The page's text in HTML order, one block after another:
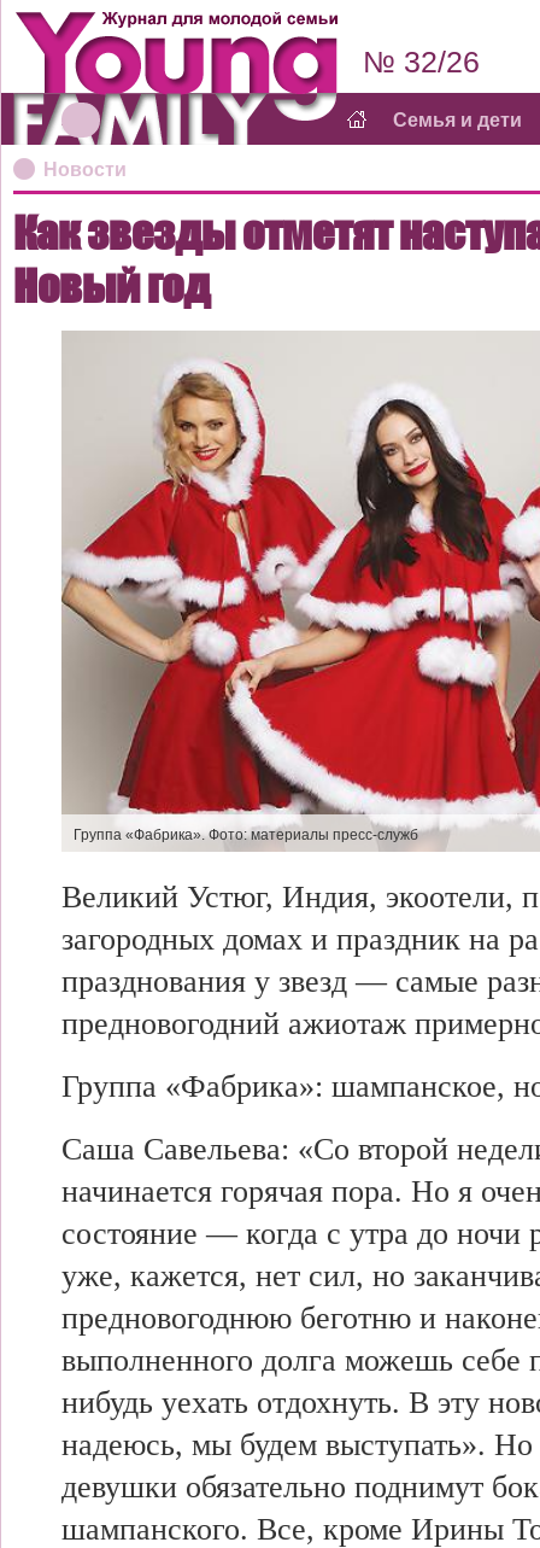
Новости
Как звезды отметят
Новый год
Группа «Фабрика».Фото: материалы пресс-служб
Великий Устюг, Индия, экоотели,
загородных домах и праздник на
празднования у звезд — самые
предновогодний ажиотаж
Группа «Фабрика»: шампанское,
Саша Савельева: «Со второй
начинается горячая пора. Но я
состояние — когда с утра до ночи
уже, кажется, нет сил, но
предновогоднюю беготню и
выполненного долга можешь себе
нибудь уехать отдохнуть. В эту
надеюсь, мы будем выступать».
девушки обязательно поднимут
шампанского. Все, кроме Ирины
№ 32/26
Семья и дети